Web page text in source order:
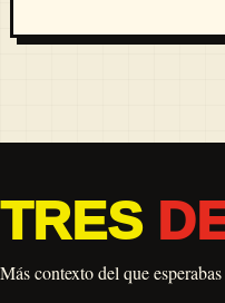
TRES
Más contexto del que esperabas